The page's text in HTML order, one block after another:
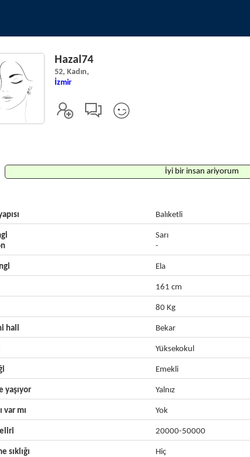
Hazal74
52, Kadın,
İzmir
İyi bir insan ariyorum
Balıketli
Sarı
-
Ela
161 cm
80 Kg
hali Bekar
Yüksekokul
Emekli
yaşıyor Yalnız
var mı Yok
20000-50000
sıklığı Hiç